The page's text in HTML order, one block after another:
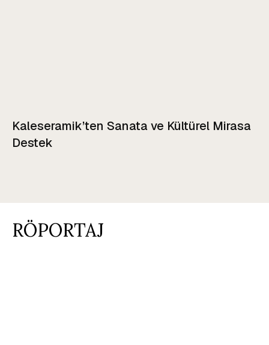
Kaleseramik’ten Sanata ve Kültürel Mirasa
Destek
RÖPORTAJ